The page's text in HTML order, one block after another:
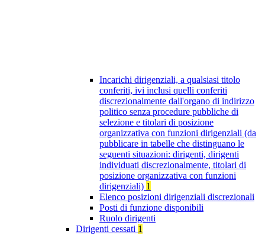
Incarichi dirigenziali, a qualsiasi titolo
conferiti, ivi inclusi quelli conferiti
discrezionalmente dall'organo di indirizzo
politico senza procedure pubbliche di
selezione e titolari di posizione
organizzativa con funzioni dirigenziali (da
pubblicare in tabelle che distinguano le
seguenti situazioni: dirigenti, dirigenti
individuati discrezionalmente, titolari di
posizione organizzativa con funzioni
dirigenziali) 1
Elenco posizioni dirigenziali discrezionali
Posti di funzione disponibili
Ruolo dirigenti
Dirigenti cessati 1